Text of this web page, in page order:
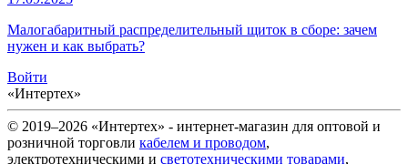
Малогабаритный распределительный щиток в сборе: зачем
нужен и как выбрать?
Войти
«Интертех»
© 2019–2026 «Интертех» - интернет-магазин для оптовой и
розничной торговли кабелем и проводом,
электротехническими и светотехническими товарами,